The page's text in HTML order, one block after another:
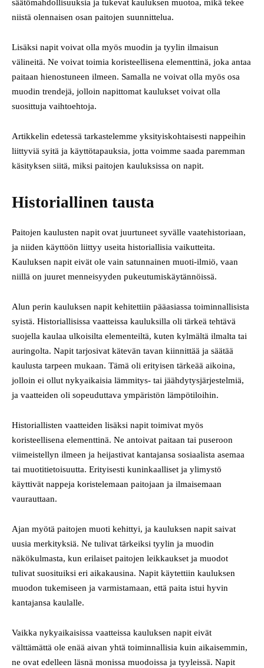
säätömahdollisuuksia ja tukevat kauluksen muotoa, mikä tekee
niistä olennaisen osan paitojen suunnittelua.
Lisäksi napit voivat olla myös muodin ja tyylin ilmaisun
välineitä. Ne voivat toimia koristeellisena elementtinä, joka antaa
paitaan hienostuneen ilmeen. Samalla ne voivat olla myös osa
muodin trendejä, jolloin napittomat kaulukset voivat olla
suosittuja vaihtoehtoja.
Artikkelin edetessä tarkastelemme yksityiskohtaisesti nappeihin
liittyviä syitä ja käyttötapauksia, jotta voimme saada paremman
käsityksen siitä, miksi paitojen kauluksissa on napit.
Historiallinen tausta
Paitojen kaulusten napit ovat juurtuneet syvälle vaatehistoriaan,
ja niiden käyttöön liittyy useita historiallisia vaikutteita.
Kauluksen napit eivät ole vain satunnainen muoti-ilmiö, vaan
niillä on juuret menneisyyden pukeutumiskäytännöissä.
Alun perin kauluksen napit kehitettiin pääasiassa toiminnallisista
syistä. Historiallisissa vaatteissa kauluksilla oli tärkeä tehtävä
suojella kaulaa ulkoisilta elementeiltä, kuten kylmältä ilmalta tai
auringolta. Napit tarjosivat kätevän tavan kiinnittää ja säätää
kaulusta tarpeen mukaan. Tämä oli erityisen tärkeää aikoina,
jolloin ei ollut nykyaikaisia lämmitys- tai jäähdytysjärjestelmiä,
ja vaatteiden oli sopeuduttava ympäristön lämpötiloihin.
Historiallisten vaatteiden lisäksi napit toimivat myös
koristeellisena elementtinä. Ne antoivat paitaan tai puseroon
viimeistellyn ilmeen ja heijastivat kantajansa sosiaalista asemaa
tai muotitietoisuutta. Erityisesti kuninkaalliset ja ylimystö
käyttivät nappeja koristelemaan paitojaan ja ilmaisemaan
vaurauttaan.
Ajan myötä paitojen muoti kehittyi, ja kauluksen napit saivat
uusia merkityksiä. Ne tulivat tärkeiksi tyylin ja muodin
näkökulmasta, kun erilaiset paitojen leikkaukset ja muodot
tulivat suosituiksi eri aikakausina. Napit käytettiin kauluksen
muodon tukemiseen ja varmistamaan, että paita istui hyvin
kantajansa kaulalle.
Vaikka nykyaikaisissa vaatteissa kauluksen napit eivät
välttämättä ole enää aivan yhtä toiminnallisia kuin aikaisemmin,
ne ovat edelleen läsnä monissa muodoissa ja tyyleissä. Napit